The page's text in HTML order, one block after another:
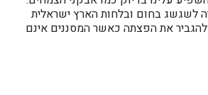
לשגשג בחום ובלחות הארץ ישראלית
להגביר את הפצתה כאשר המסננים אינם